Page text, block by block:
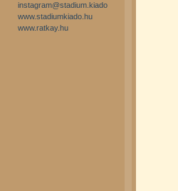
instagram@stadium.kiado
www.stadiumkiado.hu
www.ratkay.hu